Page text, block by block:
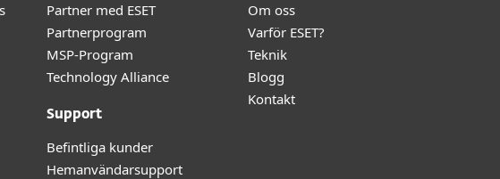
Partner med ESET
Partnerprogram
MSP-Program
Technology Alliance
Support
Befintliga kunder
Hemanvändarsupport
Om oss
Varför ESET?
Teknik
Blogg
Kontakt